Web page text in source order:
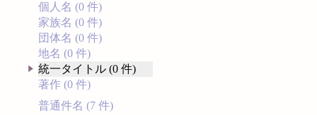
個人名 (0 件)
家族名 (0 件)
団体名 (0 件)
地名 (0 件)
統一タイトル (0 件)
著作 (0 件)
普通件名 (7 件)